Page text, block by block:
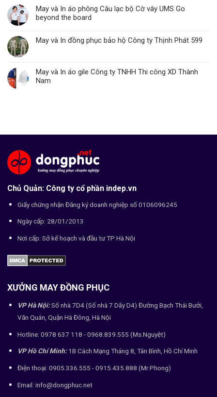
May và In áo phông Câu lạc bộ Cờ vây UMS Go
beyond the board
May và In đồng phục bảo hộ Công ty Thịnh Phát 599
May và In áo gile Công ty TNHH Thi công XD Thành
Nam
Chủ Quản: Công ty cổ phần indep.vn
Giấy chứng nhận Đăng ký doanh nghiệp số 0106096245
Ngày cấp: 28/01/2013
Nơi cấp: Sở kế hoạch và đầu tư TP Hà Nội
XƯỞNG MAY ĐỒNG PHỤC
VP Hà Nội:Số nhà 7D4 (Số nhà 7 Dãy D4) Đường Bạch Thái Bưởi,
Văn Quán, Quận Hà Đông, Hà Nội
Hotline: 0978 637 118 - 0968.839.555 (Ms.Nguyệt)
VP Hồ Chí Minh:1B Cách Mạng Tháng 8, Tân Bình, Hồ Chí Minh
Điện thoại: 0905.336.555 - 0915.435.888 (Mr.Phong)
Email: info@dongphuc.net